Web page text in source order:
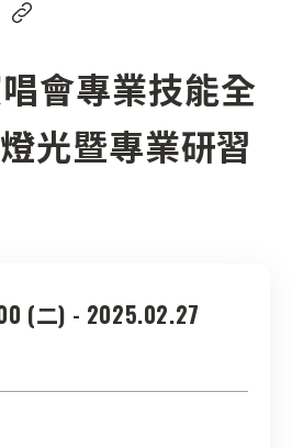
會專業技能全
光暨專業研習
(二) - 2025.02.27